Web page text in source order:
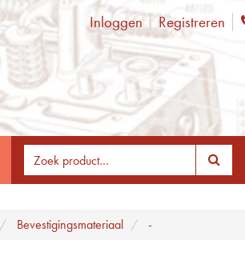
Inloggen Registreren
Bevestigingsmateriaal -